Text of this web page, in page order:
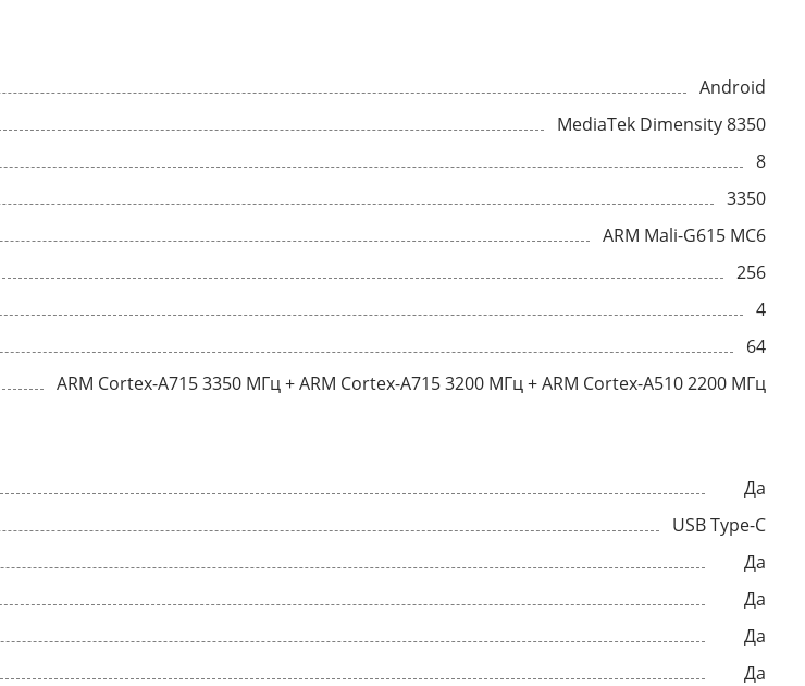
Android
MediaTek Dimensity 8350
8
3350
ARM Mali-G615 MC6
256
4
64
ARM Cortex-A715 3350 МГц + ARM Cortex-A715 3200 МГц + ARM Cortex-A510 2200 МГц
Да
USB Type-C
Да
Да
Да
Да